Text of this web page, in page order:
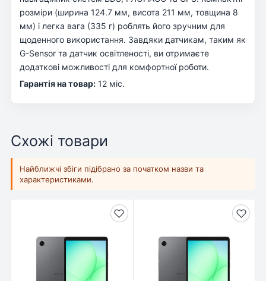
розміри (ширина 124.7 мм, висота 211 мм, товщина 8
мм) і легка вага (335 г) роблять його зручним для
щоденного використання. Завдяки датчикам, таким як
G-Sensor та датчик освітленості, ви отримаєте
додаткові можливості для комфортної роботи.
Гарантія на товар: 12 міс.
Схожі товари
Найближчі збіги підібрано за початком назви та
характеристиками.